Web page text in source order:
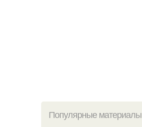
Популярные материалы